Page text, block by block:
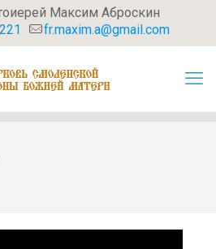
Максим Аброскин
fr.maxim.a@gmail.com